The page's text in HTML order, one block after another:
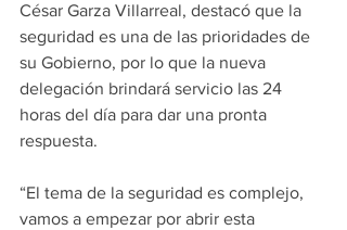
César Garza Villarreal, destacó que la
seguridad es una de las prioridades de
su Gobierno, por lo que la nueva
delegación brindará servicio las 24
horas del día para dar una pronta
respuesta.
“El tema de la seguridad es complejo,
vamos a empezar por abrir esta